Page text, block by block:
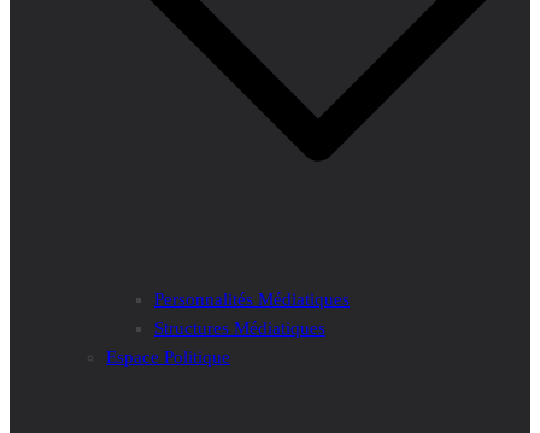
Personnalités Médiatiques
Structures Médiatiques
Espace Politique